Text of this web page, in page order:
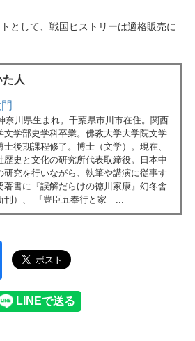
として、戦国ヒストリーは適格販売に
人
奈川県生まれ。千葉県市川市在住。関西
文学部史学科卒業。佛教大学大学院文学
士後期課程修了。博士（文学）。現在、
歴史と文化の研究所代表取締役。日本中
研究を行いながら、執筆や講演に従事す
著書に『誤解だらけの徳川家康』幻冬舎
刊）、 『豊臣五奉行と家 ...